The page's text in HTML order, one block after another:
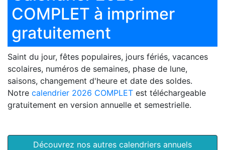
COMPLET à imprimer
gratuitement
Saint du jour, fêtes populaires, jours fériés, vacances
scolaires, numéros de semaines, phase de lune,
saisons, changement d'heure et date des soldes.
Notre calendrier 2026 COMPLET est téléchargeable
gratuitement en version annuelle et semestrielle.
Découvrez nos autres calendriers annuels